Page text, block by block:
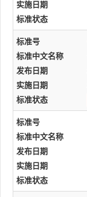
实施日期
标准状态
标准号
标准中文名称
发布日期
实施日期
标准状态
标准号
标准中文名称
发布日期
实施日期
标准状态